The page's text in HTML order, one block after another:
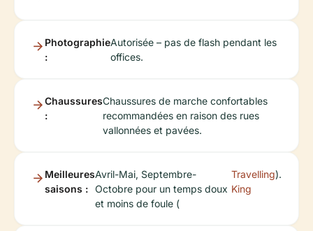
Photographie
:
Autorisée – pas de flash pendant les
offices.
Chaussures
:
Chaussures de marche confortables
recommandées en raison des rues
vallonnées et pavées.
Meilleures
saisons :
Avril-Mai, Septembre-
Octobre pour un temps doux
et moins de foule (
Travelling
King
).